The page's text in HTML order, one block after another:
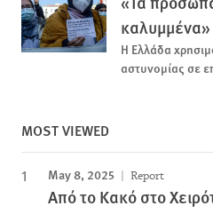
καλυμμένα»
Η Ελλάδα
αστυνομίας σε
MOST VIEWED
May 8, 2025 Report
Από το Κακό στο